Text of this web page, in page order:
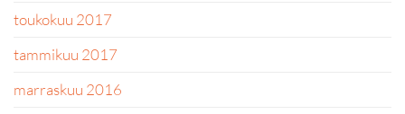
toukokuu 2017
tammikuu 2017
marraskuu 2016